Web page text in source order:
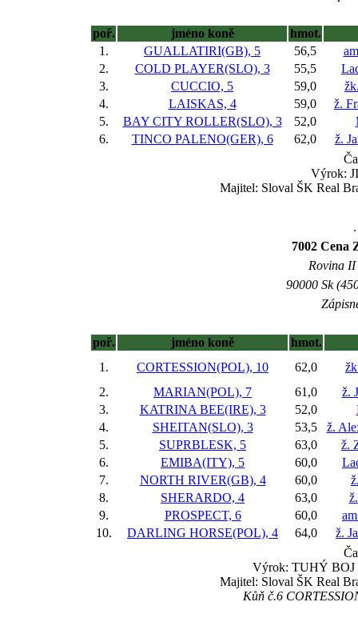
poř. jméno koně
hmot.
1.
GUALLATIRI(GB), 5 56,5
2.
COLD PLAYER(SLO), 3 55,5
3.
CUCCIO, 5 59,0
4.
LAISKAS, 4 59,0
ž.
5.
BAY CITY ROLLER(SLO), 3 52,0
6.
TINCO PALENO(GER), 6 62,0
ž.
Výrok:
Majitel: Sloval ŠK Real
7002 Cena
Rovina II
90000 Sk
poř. jméno koně
hmot.
1.
CORTESSION(POL), 10 62,0
2.
MARIAN(POL), 7 61,0
ž.
3.
KATRINA BEE(IRE), 3 52,0
4.
SHEITAN(SLO), 3 53,5
ž.
5.
SUPRBLESK, 5 63,0
ž.
6.
EMIBA(ITY), 5 60,0
7.
NORTH RIVER(GB), 4 60,0
8.
SHERARDO, 4 63,0
9.
PROSPECT, 6 60,0
10.
DARLING HORSE(POL), 4 64,0
ž.
Výrok: TUHÝ BOJ
Majitel: Sloval ŠK Real
Kůň č.6